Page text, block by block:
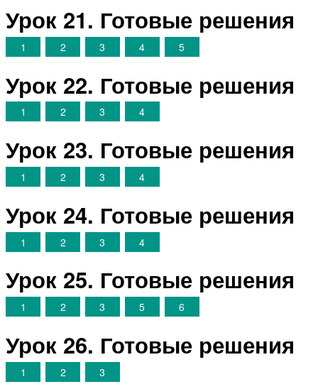
Урок 21. Готовые решения
1 2 3 4 5
Урок 22. Готовые решения
1 2 3 4
Урок 23. Готовые решения
1 2 3 4
Урок 24. Готовые решения
1 2 3 4
Урок 25. Готовые решения
1 2 3 5 6
Урок 26. Готовые решения
1 2 3